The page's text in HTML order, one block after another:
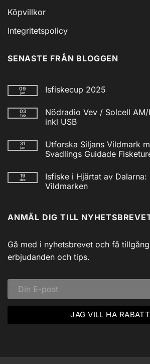
Köpvillkor
Integritetspolicy
SENASTE FRÅN BLOGGEN
09
jan Isfiskecup 2025
till
Isfiskecup
2025
03
feb
Nödradio Vev / Solcell
inkl USB
till
Nödradio
Vev
AM/FM
Powerbank
inkl
31
jan
Utforska Siljans Vildmark
Svadlings Guidade
till
Utforska
Siljans
Svadlings
Guidade
19
dec
Isfiske i Hjärtat av
Vildmarken
Isfiske
i
Dalarna:
Ett
Vinteräventyr
i
ANMÄL DIG TILL
Gå med i nyhetsbrevet och få
erbjudanden och tips.